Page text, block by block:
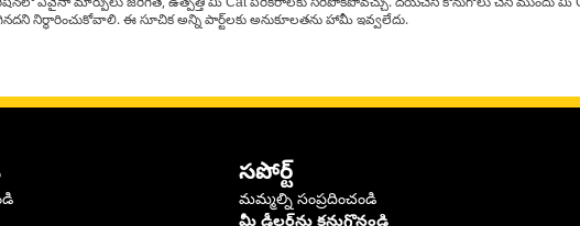
ఏవైనా మార్పులు జరిగితే, ఉత్పత్తి మీ Cat పరికరాలకు సరిపోకపోవచ్చు. దయచేసి కొనుగోలు చేసే ముందు మీ
నిర్ధారించుకోవాలి. ఈ సూచిక అన్ని పార్ట్‌లకు అనుకూలతను హామీ ఇవ్వలేదు.
సపోర్ట్
మమ్మల్ని సంప్రదించండి